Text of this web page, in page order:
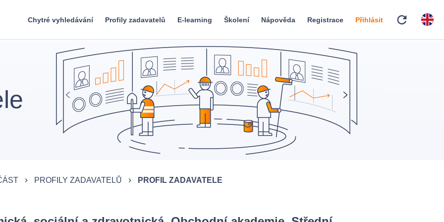
Chytré vyhledávání Profily zadavatelů E-learning Školení Nápověda Registrace Přihlásit refresh
keyboard_arrow_right PROFILY ZADAVATELŮ keyboard_arrow_right PROFIL ZADAVATELE